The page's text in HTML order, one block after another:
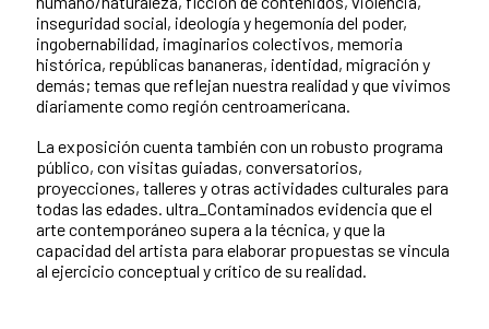
inseguridad social, ideología y hegemonía del poder,
ingobernabilidad, imaginarios colectivos, memoria
histórica, repúblicas bananeras, identidad, migración y
demás; temas que reflejan nuestra realidad y que vivimos
diariamente como región centroamericana.
La exposición cuenta también con un robusto programa
público, con visitas guiadas, conversatorios,
proyecciones, talleres y otras actividades culturales para
todas las edades. ultra_Contaminados evidencia que el
arte contemporáneo supera a la técnica, y que la
capacidad del artista para elaborar propuestas se vincula
al ejercicio conceptual y crítico de su realidad.